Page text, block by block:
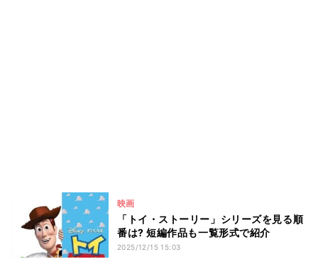
映画
「トイ・ストーリー」シリーズを見る順
番は? 短編作品も一覧形式で紹介
2025/12/15 15:03